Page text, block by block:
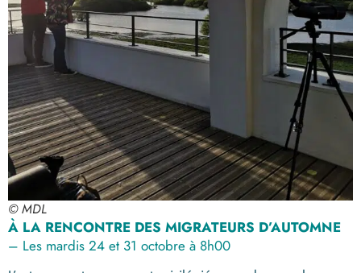
© MDL
À LA RENCONTRE DES MIGRATEURS D’AUTOMNE
– Les mardis 24 et 31 octobre à 8h00